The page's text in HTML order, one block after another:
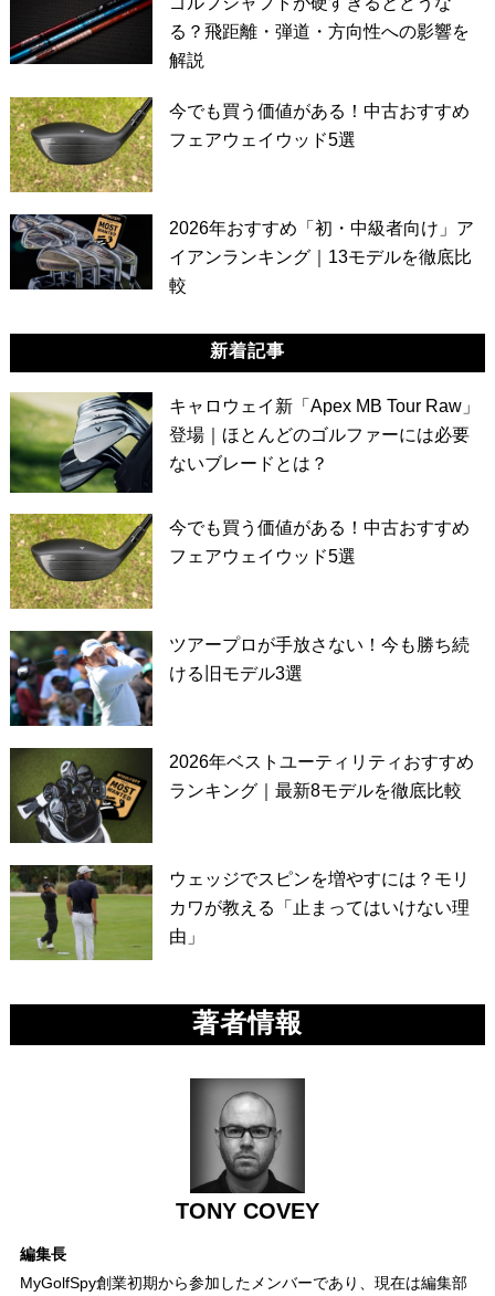
る？飛距離・弾道・方向性への影響を
解説
今でも買う価値がある！中古おすすめ
フェアウェイウッド5選
2026年おすすめ「初・中級者向け」ア
イアンランキング｜13モデルを徹底比
較
新着記事
キャロウェイ新「Apex MB Tour Raw」
登場｜ほとんどのゴルファーには必要
ないブレードとは？
今でも買う価値がある！中古おすすめ
フェアウェイウッド5選
ツアープロが手放さない！今も勝ち続
ける旧モデル3選
2026年ベストユーティリティおすすめ
ランキング｜最新8モデルを徹底比較
ウェッジでスピンを増やすには？モリ
カワが教える「止まってはいけない理
由」
著者情報
TONY COVEY
編集長
MyGolfSpy創業初期から参加したメンバーであり、現在は編集部